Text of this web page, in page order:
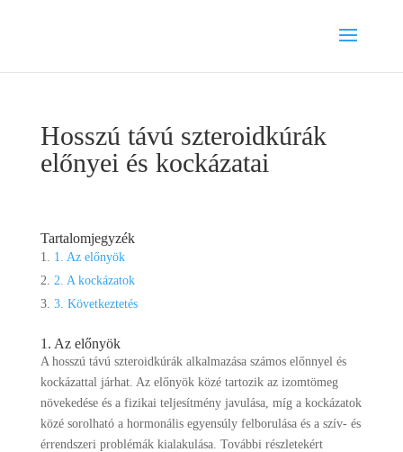
Hosszú távú szteroidkúrák
előnyei és kockázatai
Tartalomjegyzék
1. Az előnyök
2. A kockázatok
3. Következtetés
1. Az előnyök
A hosszú távú szteroidkúrák alkalmazása számos előnnyel és
kockázattal járhat. Az előnyök közé tartozik az izomtömeg
növekedése és a fizikai teljesítmény javulása, míg a kockázatok
közé sorolható a hormonális egyensúly felborulása és a szív- és
érrendszeri problémák kialakulása. További részletekért